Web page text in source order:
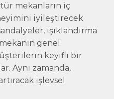
mekanların iç
iyileştirecek
ışıklandırma
genel
keyifli bir
Aynı zamanda,
işlevsel